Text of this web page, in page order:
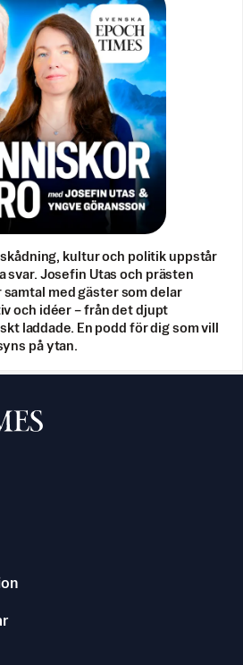
kultur och politik uppstår
svar. Josefin Utas och prästen
samtal med gäster som delar
och idéer – från det djupt
laddade. En podd för dig som vill
på ytan.